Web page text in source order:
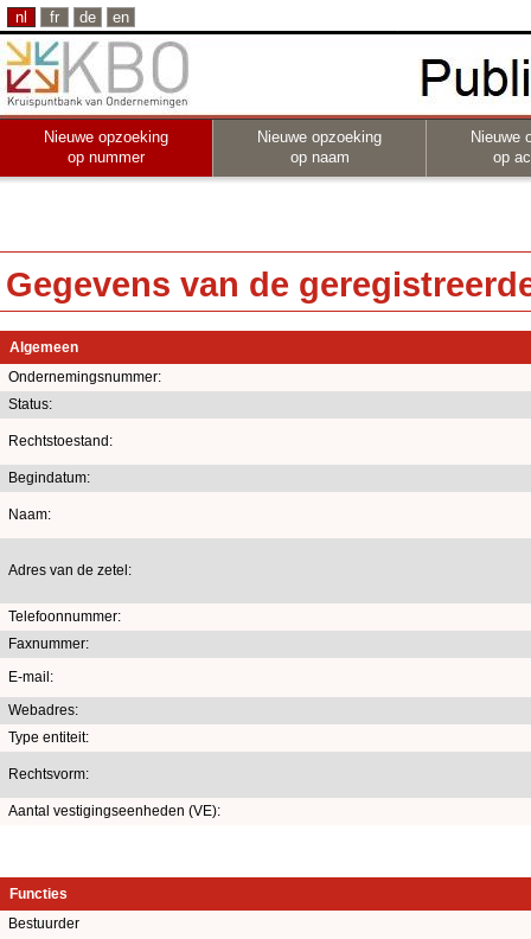
nl fr de en
Nieuwe opzoeking
op nummer
Nieuwe opzoeking
op naam
Nieuwe
op
Gegevens van de
Algemeen
Ondernemingsnummer:
Status:
Rechtstoestand:
Begindatum:
Naam:
Adres van de zetel:
Telefoonnummer:
Faxnummer:
E-mail:
Webadres:
Type entiteit:
Rechtsvorm:
Aantal vestigingseenheden (VE):
Functies
Bestuurder